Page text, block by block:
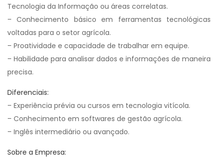
Tecnologia da Informação ou áreas correlatas.
– Conhecimento básico em ferramentas tecnológicas
voltadas para o setor agrícola.
– Proatividade e capacidade de trabalhar em equipe.
– Habilidade para analisar dados e informações de maneira
precisa.
Diferenciais:
– Experiência prévia ou cursos em tecnologia vitícola.
– Conhecimento em softwares de gestão agrícola.
– Inglês intermediário ou avançado.
Sobre a Empresa: